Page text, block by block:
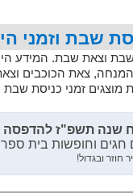
שבת וזמני
וצאת שבת. המידע
צאת הכוכבים
מוצגים זמני כניסת